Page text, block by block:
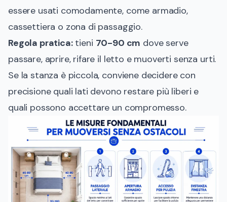
essere usati comodamente, come armadio,
cassettiera o zona di passaggio.
Regola pratica:tieni 70-90 cm dove serve
passare, aprire, rifare il letto e muoverti senza urti.
Se la stanza è piccola, conviene decidere con
precisione quali lati devono restare più liberi e
quali possono accettare un compromesso.